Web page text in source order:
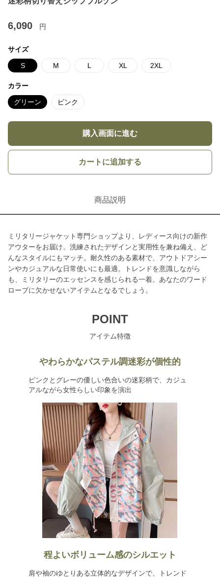
6,090 円
サイズ
S M L XL 2XL
カラー
グリーン ピンク
購入画面に進む
カートに追加する
商品説明
ミリタリージャケット専門ショップより、レディース向けの新作
アウターをお届け。洗練されたデザインと実用性を兼ね備え、ど
んなスタイルにもマッチ。耐久性のある素材で、アウトドアシー
ンやカジュアルな日常使いにも最適。トレンドを意識しながら
も、ミリタリーのエッセンスを感じられる一着。あなたのワード
ローブに欠かせないアイテムとなるでしょう。
POINT
アイテム特徴
やわらかなパステル調迷彩が個性的
ピンクとグレーの優しい色合いの迷彩柄で、カジュ
アルながら女性らしい印象を演出
程よいボリューム感のシルエット
肩や袖のゆとりある立体的なデザインで、トレンド